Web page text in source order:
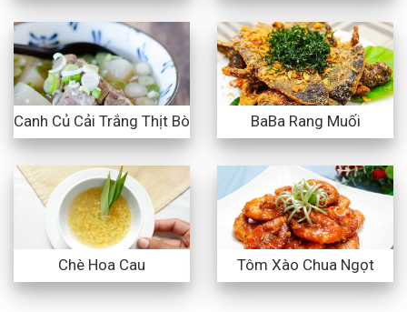
Canh Củ Cải Trắng Thịt Bò BaBa Rang Muối
Chè Hoa Cau Tôm Xào Chua Ngọt